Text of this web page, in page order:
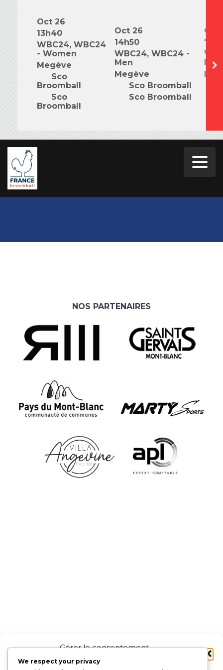
Gérer le consentement
aux cookies
Oct 26
13h40
WBC24, WBC24
- Women
Megève
Sco
Broomball
Sco
Broomball
Oct 26
14h50
WBC24, WBC24 -
Men
Megève
Sco Broomball
Sco Broomball
Oct
NOS PARTENAIRES
We respect your privacy